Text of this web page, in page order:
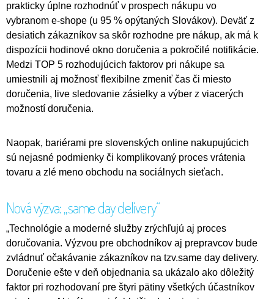
prakticky úplne rozhodnúť v prospech nákupu vo
vybranom e-shope (u 95 % opýtaných Slovákov). Deväť z
desiatich zákazníkov sa skôr rozhodne pre nákup, ak má k
dispozícii hodinové okno doručenia a pokročilé notifikácie.
Medzi TOP 5 rozhodujúcich faktorov pri nákupe sa
umiestnili aj možnosť flexibilne zmeniť čas či miesto
doručenia, live sledovanie zásielky a výber z viacerých
možností doručenia.
Naopak, bariérami pre slovenských online nakupujúcich
sú nejasné podmienky či komplikovaný proces vrátenia
tovaru a zlé meno obchodu na sociálnych sieťach.
Nová výzva: „same day delivery“
„Technológie a moderné služby zrýchľujú aj proces
doručovania. Výzvou pre obchodníkov aj prepravcov bude
zvládnuť očakávanie zákazníkov na tzv.same day delivery.
Doručenie ešte v deň objednania sa ukázalo ako dôležitý
faktor pri rozhodovaní pre štyri pätiny všetkých účastníkov